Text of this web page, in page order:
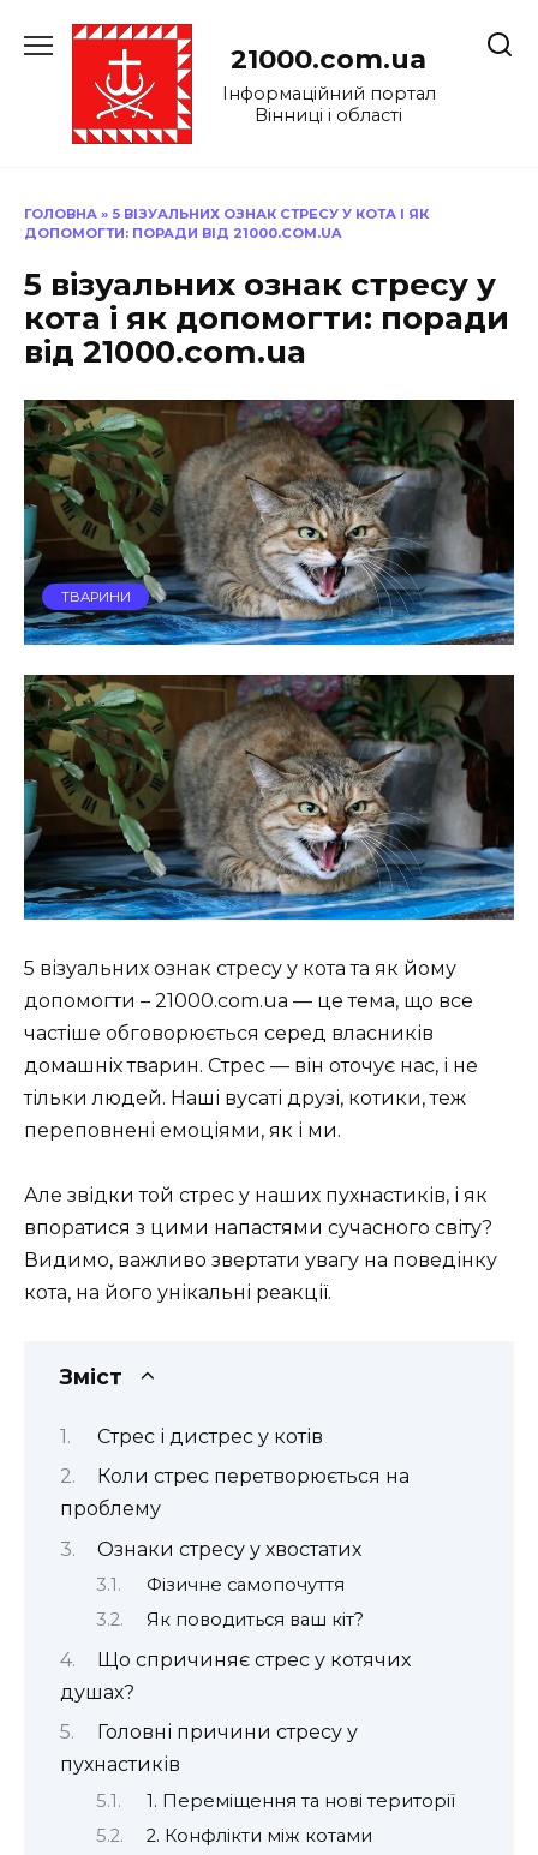
до
21000.com.ua
Інформаційний портал
Вінниці і області
ГОЛОВНА » 5 ВІЗУАЛЬНИХ ОЗНАК СТРЕСУ У КОТА І ЯК
ДОПОМОГТИ: ПОРАДИ ВІД 21000.COM.UA
5 візуальних ознак стресу у
кота і як допомогти: поради
від 21000.com.ua
ТВАРИНИ
5 візуальних ознак стресу у кота та як йому
допомогти – 21000.com.ua — це тема, що все
частіше обговорюється серед власників
домашніх тварин. Стрес — він оточує нас, і не
тільки людей. Наші вусаті друзі, котики, теж
переповнені емоціями, як і ми.
Але звідки той стрес у наших пухнастиків, і як
впоратися з цими напастями сучасного світу?
Видимо, важливо звертати увагу на поведінку
кота, на його унікальні реакції.
Зміст
Стрес і дистрес у котів
Коли стрес перетворюється на
проблему
Ознаки стресу у хвостатих
Фізичне самопочуття
Як поводиться ваш кіт?
Що спричиняє стрес у котячих
душах?
Головні причини стресу у
пухнастиків
1. Переміщення та нові території
2. Конфлікти між котами